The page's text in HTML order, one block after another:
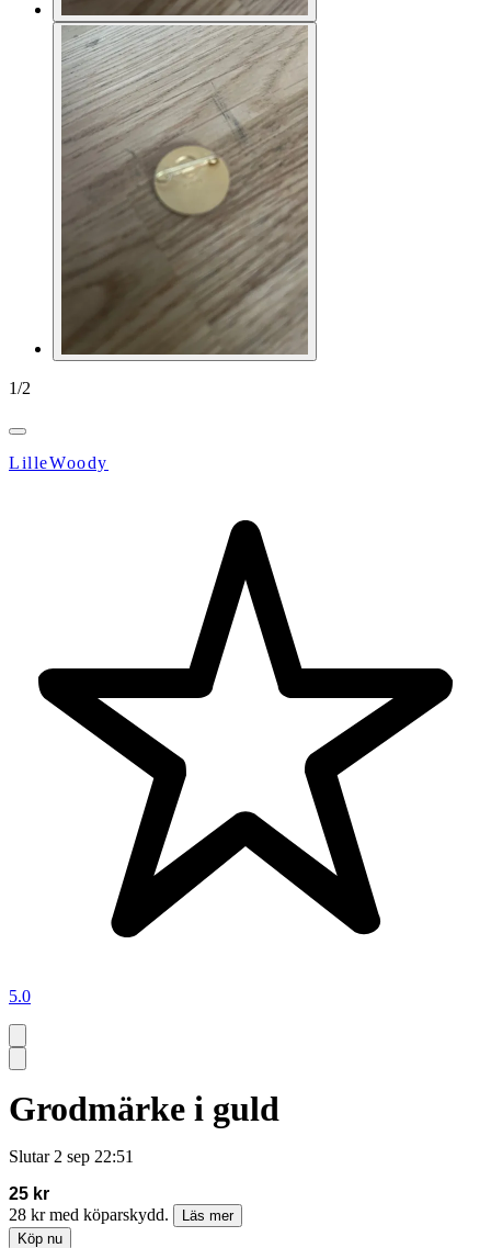
1/2
LilleWoody
5.0
Grodmärke i guld
Slutar 2 sep 22:51
25 kr
28 kr med köparskydd.
Läs mer
Köp nu